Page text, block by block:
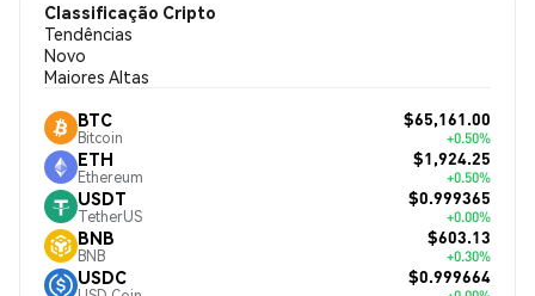
Classificação Cripto
Tendências
Novo
Maiores Altas
BTC
Bitcoin
$65,161.00
+0.50%
ETH
Ethereum
$1,924.25
+0.50%
USDT
TetherUS
$0.999365
+0.00%
BNB
BNB
$603.13
+0.30%
USDC $0.999664